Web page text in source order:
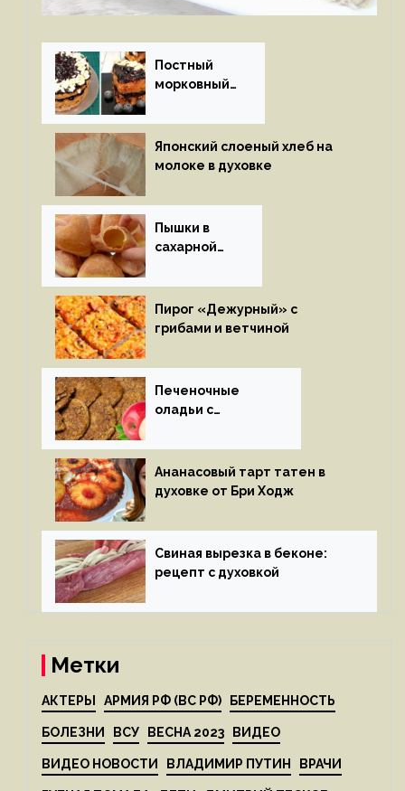
Постный
морковный
Японский слоеный хлеб на
молоке в духовке
Пышки в
сахарной
Пирог «Дежурный» с
грибами и ветчиной
Печеночные
оладьи с
Ананасовый тарт татен в
духовке от Бри Ходж
Свиная вырезка в беконе:
рецепт с духовкой
Метки
АКТЕРЫ АРМИЯ РФ (ВС РФ) БЕРЕМЕННОСТЬ
БОЛЕЗНИ ВСУ ВЕСНА 2023 ВИДЕО
ВИДЕО НОВОСТИ ВЛАДИМИР ПУТИН ВРАЧИ